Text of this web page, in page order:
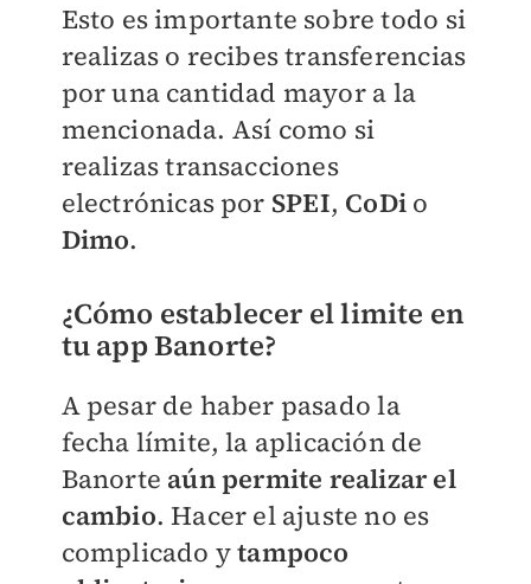
Esto es importante sobre todo si
realizas o recibes transferencias
por una cantidad mayor a la
mencionada. Así como si
realizas transacciones
electrónicas por SPEI, CoDi o
Dimo.
¿Cómo establecer el limite en
tu app Banorte?
A pesar de haber pasado la
fecha límite, la aplicación de
Banorte aún permite realizar el
cambio. Hacer el ajuste no es
complicado ytampoco